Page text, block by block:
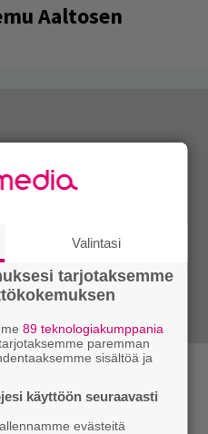
Aaltosen
kovassa
Valintasi
tarjotaksemme
89 teknologiakumppania
paremman
sisältöä ja
käyttöön seuraavasti
evästeitä